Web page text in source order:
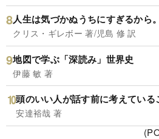
人生は気づかぬうちにすぎるから。
クリス・ギレボー 著/児島 修 訳
地図で学ぶ「深読み」世界史
伊藤 敏 著
頭のいい人が話す前に考えている
安達裕哉 著